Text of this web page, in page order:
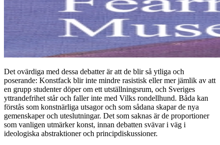
Det ovärdiga med dessa debatter är att de blir så ytliga och
poserande: Konstfack blir inte mindre rasistisk eller mer jämlik av att
en grupp studenter döper om ett utställningsrum, och Sveriges
yttrandefrihet står och faller inte med Vilks rondellhund. Båda kan
förstås som konstnärliga utsagor och som sådana skapar de nya
gemenskaper och uteslutningar. Det som saknas är de proportioner
som vanligen utmärker konst, innan debatten svävar i väg i
ideologiska abstraktioner och principdiskussioner.